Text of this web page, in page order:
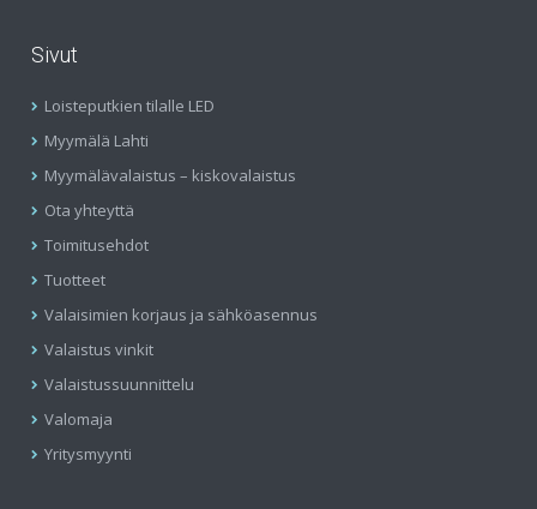
Sivut
Loisteputkien tilalle LED
Myymälä Lahti
Myymälävalaistus – kiskovalaistus
Ota yhteyttä
Toimitusehdot
Tuotteet
Valaisimien korjaus ja sähköasennus
Valaistus vinkit
Valaistussuunnittelu
Valomaja
Yritysmyynti